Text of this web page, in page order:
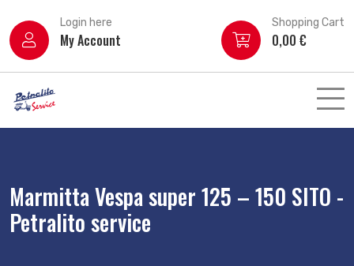
Login here
My Account
Shopping Cart
0,00 €
Marmitta Vespa super 125 – 150 SITO -
Petralito service